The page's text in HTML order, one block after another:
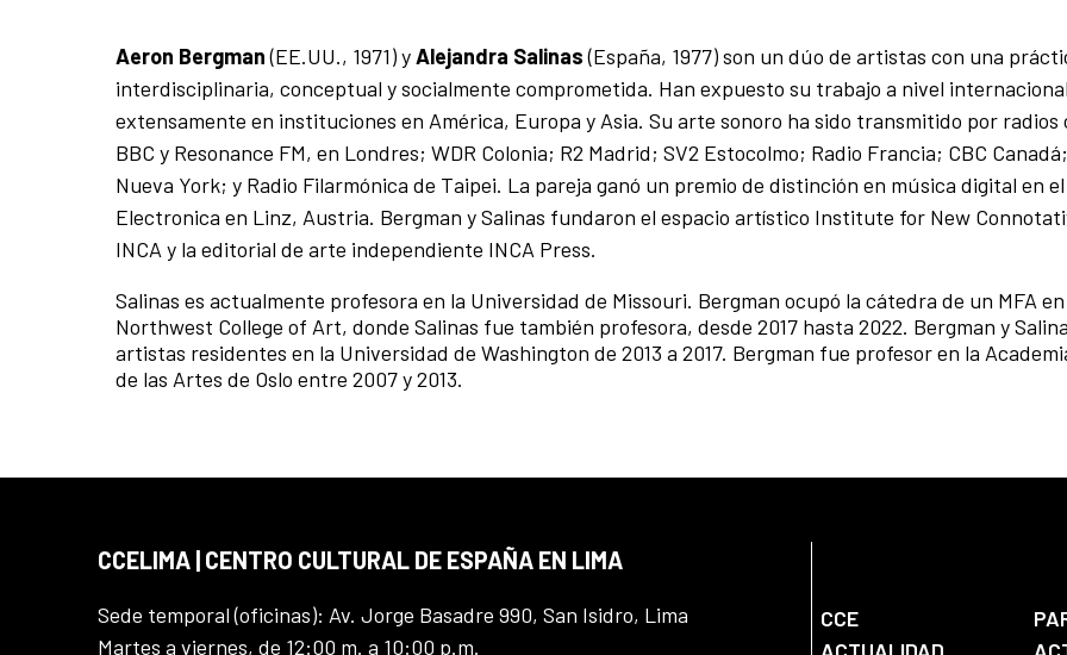
Aeron Bergman(EE.UU., 1971) yAlejandra Salinas(España, 1977) son un dúo de artistas con una
interdisciplinaria, conceptual y socialmente comprometida. Han expuesto su trabajo a nivel internacional
extensamente en instituciones en América, Europa y Asia. Su arte sonoro ha sido transmitido por radios
BBC y Resonance FM, en Londres; WDR Colonia; R2 Madrid; SV2 Estocolmo; Radio Francia; CBC
Nueva York; y Radio Filarmónica de Taipei. La pareja ganó un premio de distinción en música digital en
Electronica en Linz, Austria. Bergman y Salinas fundaron el espacio artístico Institute for New
INCA y la editorial de arte independiente INCA Press.
Salinas es actualmente profesora en la Universidad de Missouri. Bergman ocupó la cátedra de un MFA
Northwest College of Art, donde Salinas fue también profesora, desde 2017 hasta 2022. Bergman y
artistas residentes en la Universidad de Washington de 2013 a 2017. Bergman fue profesor en la
de las Artes de Oslo entre 2007 y 2013.
CCELIMA | CENTRO CULTURAL DE ESPAÑA EN LIMA
Sede temporal (oficinas): Av. Jorge Basadre 990, San Isidro, Lima
Martes a viernes, de 12:00 m. a 10:00 p.m.
CCE